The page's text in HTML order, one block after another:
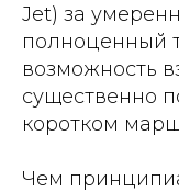
Jet) за
полноценный
возможность
существенно
коротком
Чем